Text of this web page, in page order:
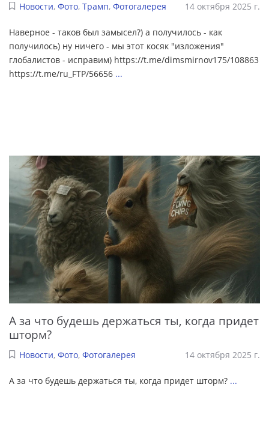
Новости, Фото, Трамп, Фотогалерея 14 октября 2025 г.
Наверное - таков был замысел?) а получилось - как
получилось) ну ничего - мы этот косяк "изложения"
глобалистов - исправим) https://t.me/dimsmirnov175/108863
https://t.me/ru_FTP/56656 ...
А за что будешь держаться ты, когда придет
шторм?
Новости, Фото, Фотогалерея 14 октября 2025 г.
А за что будешь держаться ты, когда придет шторм? ...